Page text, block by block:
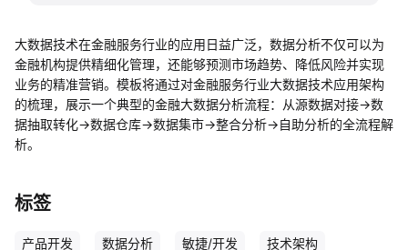
大数据技术在金融服务行业的应用日益广泛，数据分析不仅可以为
金融机构提供精细化管理，还能够预测市场趋势、降低风险并实现
业务的精准营销。模板将通过对金融服务行业大数据技术应用架构
的梳理，展示一个典型的金融大数据分析流程：从源数据对接→数
据抽取转化→数据仓库→数据集市→整合分析→自助分析的全流程解
析。
标签
产品开发 数据分析 敏捷/开发 技术架构